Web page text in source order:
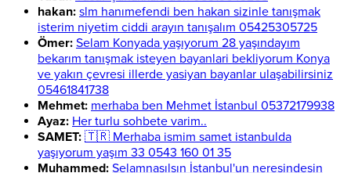
hakan: slm hanımefendi ben hakan sizinle tanışmak
isterim niyetim ciddi arayın tanışalım 05425305725
Ömer: Selam Konyada yaşıyorum 28 yaşındayım
bekarım tanışmak isteyen bayanlari bekliyorum Konya
ve yakın çevresi illerde yasiyan bayanlar ulaşabilirsiniz
05461841738
Mehmet: merhaba ben Mehmet İstanbul 05372179938
Ayaz: Her turlu sohbete varim..
SAMET: 🇹🇷 Merhaba ismim samet istanbulda
yaşıyorum yaşım 33 0543 160 01 35
Muhammed: Selamnasılsın İstanbul'un neresindesin